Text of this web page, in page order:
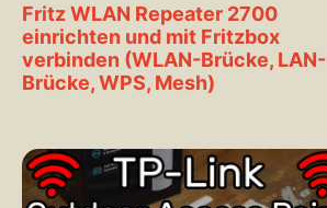
Fritz WLAN Repeater 2700
einrichten und mit Fritzbox
verbinden (WLAN-Brücke, LAN-
Brücke, WPS, Mesh)